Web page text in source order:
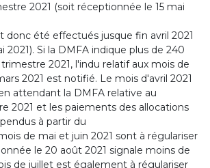
2021 (soit réceptionnée le 15 mai
donc été effectués jusque fin avril 2021
2021). Si la DMFA indique plus de 240
2021, l'indu relatif aux mois de
2021 est notifié. Le mois d'avril 2021
attendant la DMFA relative au
2021 et les paiements des allocations
à partir du
de mai et juin 2021 sont à régulariser
le 20 août 2021 signale moins de
de juillet est également à régulariser